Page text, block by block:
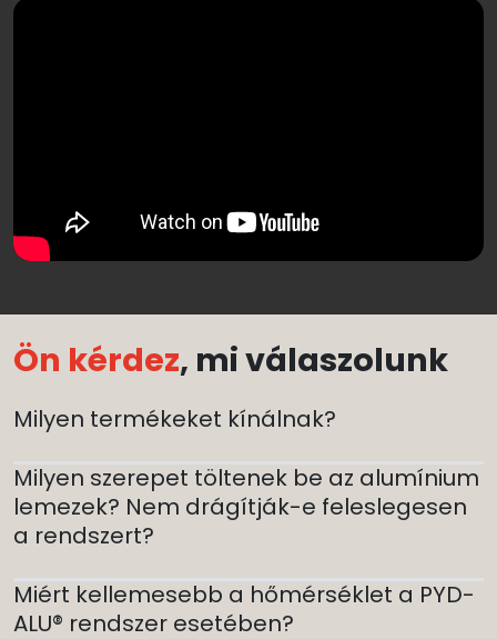
Ön kérdez, mi válaszolunk
Milyen termékeket kínálnak?
Milyen szerepet töltenek be az alumínium
lemezek? Nem drágítják-e feleslegesen
a rendszert?
Miért kellemesebb a hőmérséklet a PYD-
ALU® rendszer esetében?